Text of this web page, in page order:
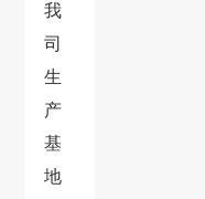
我
司
生
产
基
地